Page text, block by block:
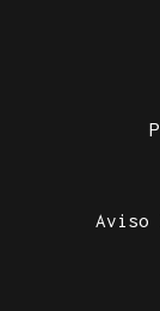
Aviso